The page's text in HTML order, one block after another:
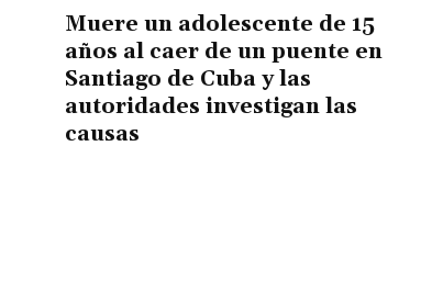
Muere un adolescente de 15
años al caer de un puente en
Santiago de Cuba y las
autoridades investigan las
causas